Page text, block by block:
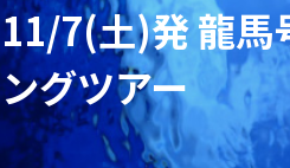
11/7(土)発 龍馬
ングツアー